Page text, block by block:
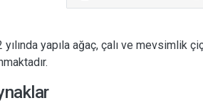
yılında yapıla ağaç, çalı ve mevsimlik